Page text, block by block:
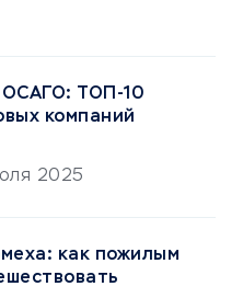
ОСАГО: ТОП‑10
компаний
2025
как пожилым